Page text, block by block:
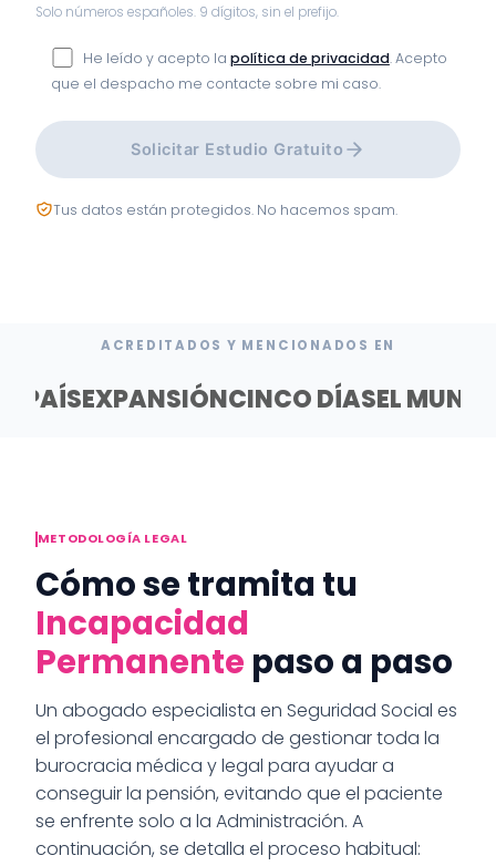
Solo números españoles. 9 dígitos, sin el prefijo.
He leído y acepto la política de privacidad. Acepto
que el despacho me contacte sobre mi caso.
Solicitar Estudio Gratuito
Tus datos están protegidos. No hacemos spam.
ACREDITADOS Y MENCIONADOS EN
PAÍSEXPANSIÓNCINCO DÍASEL
METODOLOGÍA LEGAL
Cómo se tramita tu
Incapacidad
Permanente paso a paso
Un abogado especialista en Seguridad Social es
el profesional encargado de gestionar toda la
burocracia médica y legal para ayudar a
conseguir la pensión, evitando que el paciente
se enfrente solo a la Administración. A
continuación, se detalla el proceso habitual: